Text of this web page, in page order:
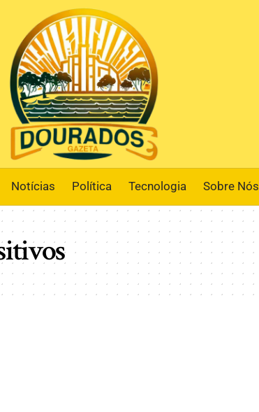
Notícias Política Tecnologia Sobre Nós